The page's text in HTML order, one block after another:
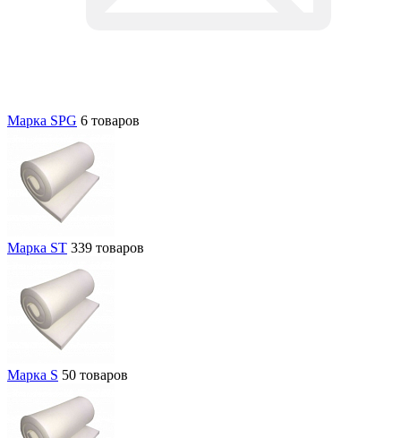
Марка SPG 6 товаров
Марка ST 339 товаров
Марка S 50 товаров